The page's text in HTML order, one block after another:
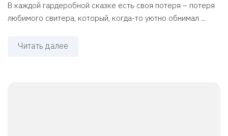
В каждой гардеробной сказке есть своя потеря – потеря
любимого свитера, который, когда-то уютно обнимал ...
Читать далее